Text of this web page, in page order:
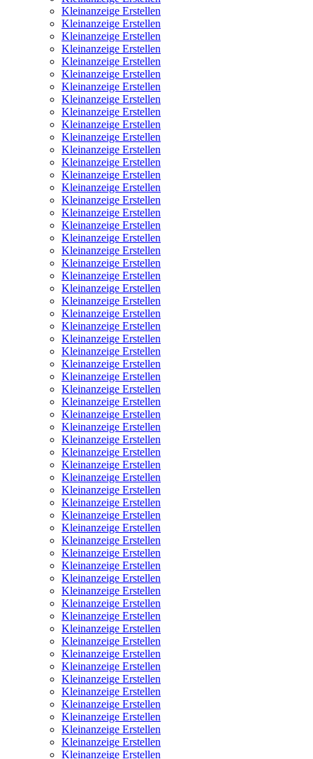
Kleinanzeige Erstellen
Kleinanzeige Erstellen
Kleinanzeige Erstellen
Kleinanzeige Erstellen
Kleinanzeige Erstellen
Kleinanzeige Erstellen
Kleinanzeige Erstellen
Kleinanzeige Erstellen
Kleinanzeige Erstellen
Kleinanzeige Erstellen
Kleinanzeige Erstellen
Kleinanzeige Erstellen
Kleinanzeige Erstellen
Kleinanzeige Erstellen
Kleinanzeige Erstellen
Kleinanzeige Erstellen
Kleinanzeige Erstellen
Kleinanzeige Erstellen
Kleinanzeige Erstellen
Kleinanzeige Erstellen
Kleinanzeige Erstellen
Kleinanzeige Erstellen
Kleinanzeige Erstellen
Kleinanzeige Erstellen
Kleinanzeige Erstellen
Kleinanzeige Erstellen
Kleinanzeige Erstellen
Kleinanzeige Erstellen
Kleinanzeige Erstellen
Kleinanzeige Erstellen
Kleinanzeige Erstellen
Kleinanzeige Erstellen
Kleinanzeige Erstellen
Kleinanzeige Erstellen
Kleinanzeige Erstellen
Kleinanzeige Erstellen
Kleinanzeige Erstellen
Kleinanzeige Erstellen
Kleinanzeige Erstellen
Kleinanzeige Erstellen
Kleinanzeige Erstellen
Kleinanzeige Erstellen
Kleinanzeige Erstellen
Kleinanzeige Erstellen
Kleinanzeige Erstellen
Kleinanzeige Erstellen
Kleinanzeige Erstellen
Kleinanzeige Erstellen
Kleinanzeige Erstellen
Kleinanzeige Erstellen
Kleinanzeige Erstellen
Kleinanzeige Erstellen
Kleinanzeige Erstellen
Kleinanzeige Erstellen
Kleinanzeige Erstellen
Kleinanzeige Erstellen
Kleinanzeige Erstellen
Kleinanzeige Erstellen
Kleinanzeige Erstellen
Kleinanzeige Erstellen